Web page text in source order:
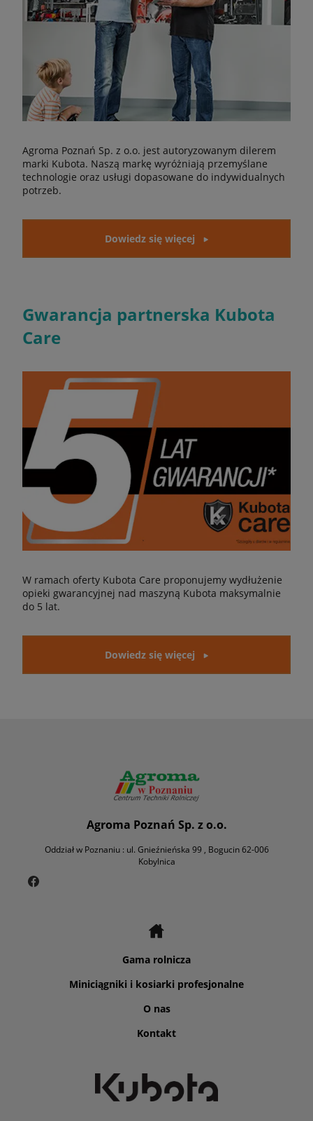
Agroma Poznań Sp. z o.o. jest autoryzowanym dilerem
marki Kubota. Naszą markę wyróżniają przemyślane
technologie oraz usługi dopasowane do indywidualnych
potrzeb.
Dowiedz się więcej
Gwarancja partnerska Kubota
Care
W ramach oferty Kubota Care proponujemy wydłużenie
opieki gwarancyjnej nad maszyną Kubota maksymalnie
do 5 lat.
Dowiedz się więcej
Agroma Poznań Sp. z o.o.
Oddział w Poznaniu : ul. Gnieźnieńska 99 , Bogucin 62-006
Kobylnica
Gama rolnicza
Miniciągniki i kosiarki profesjonalne
O nas
Kontakt